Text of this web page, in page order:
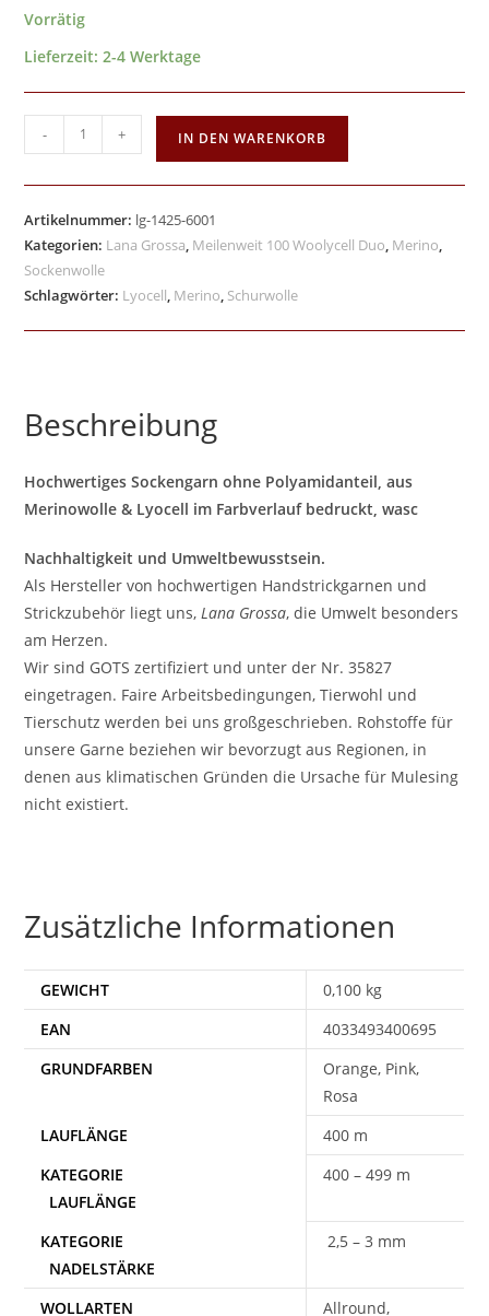
Vorrätig
Lieferzeit:2-4 Werktage
- + IN DEN WARENKORB
Artikelnummer: lg-1425-6001
Kategorien: Lana Grossa, Meilenweit 100 Woolycell Duo, Merino,
Sockenwolle
Schlagwörter: Lyocell, Merino, Schurwolle
Beschreibung
Hochwertiges Sockengarn ohne Polyamidanteil, aus
Merinowolle & Lyocell im Farbverlauf bedruckt, wasc
Nachhaltigkeit und Umweltbewusstsein.
Als Hersteller von hochwertigen Handstrickgarnen und
Strickzubehör liegt uns,Lana Grossa, die Umwelt besonders
am Herzen.
Wir sind GOTS zertifiziert und unter der Nr. 35827
eingetragen. Faire Arbeitsbedingungen, Tierwohl und
Tierschutz werden bei uns großgeschrieben. Rohstoffe für
unsere Garne beziehen wir bevorzugt aus Regionen, in
denen aus klimatischen Gründen die Ursache für Mulesing
nicht existiert.
Zusätzliche Informationen
GEWICHT
0,100 kg
EAN
4033493400695
Orange, Pink,
Rosa
400 m
400 – 499 m
2,5 – 3 mm
WOLLARTEN Allround,